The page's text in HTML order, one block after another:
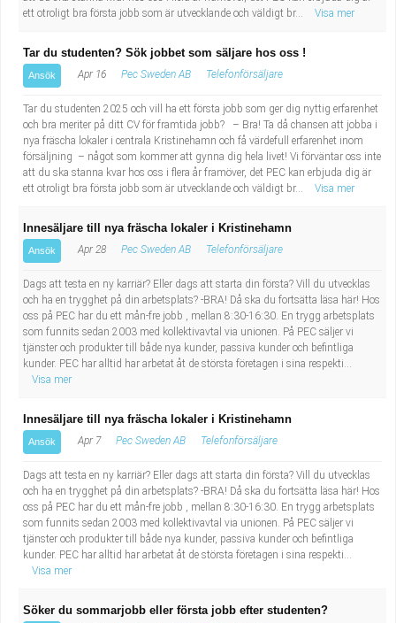
ett otroligt bra första jobb som är utvecklande och väldigt br...
Visa mer
Tar du studenten? Sök jobbet som säljare hos oss !
Ansök Apr 16 Pec Sweden AB Telefonförsäljare
Tar du studenten 2025 och vill ha ett första jobb som ger dig nyttig erfarenhet
och bra meriter på ditt CV för framtida jobb? – Bra! Ta då chansen att jobba i
nya fräscha lokaler i centrala Kristinehamn och få värdefull erfarenhet inom
försäljning – något som kommer att gynna dig hela livet! Vi förväntar oss inte
att du ska stanna kvar hos oss i flera år framöver, det PEC kan erbjuda dig är
ett otroligt bra första jobb som är utvecklande och väldigt br...
Visa mer
Innesäljare till nya fräscha lokaler i Kristinehamn
Ansök Apr 28 Pec Sweden AB Telefonförsäljare
Dags att testa en ny karriär? Eller dags att starta din första? Vill du utvecklas
och ha en trygghet på din arbetsplats? -BRA! Då ska du fortsätta läsa här! Hos
oss på PEC har du ett mån-fre jobb , mellan 8:30-16:30. En trygg arbetsplats
som funnits sedan 2003 med kollektivavtal via unionen. På PEC säljer vi
tjänster och produkter till både nya kunder, passiva kunder och befintliga
kunder. PEC har alltid har arbetat åt de största företagen i sina respekti...
Visa mer
Innesäljare till nya fräscha lokaler i Kristinehamn
Ansök Apr 7 Pec Sweden AB Telefonförsäljare
Dags att testa en ny karriär? Eller dags att starta din första? Vill du utvecklas
och ha en trygghet på din arbetsplats? -BRA! Då ska du fortsätta läsa här! Hos
oss på PEC har du ett mån-fre jobb , mellan 8:30-16:30. En trygg arbetsplats
som funnits sedan 2003 med kollektivavtal via unionen. På PEC säljer vi
tjänster och produkter till både nya kunder, passiva kunder och befintliga
kunder. PEC har alltid har arbetat åt de största företagen i sina respekti...
Visa mer
Söker du sommarjobb eller första jobb efter studenten?